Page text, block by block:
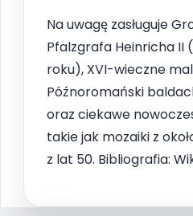
Na uwagę zasługuje
Pfalzgrafa Heinricha II
roku), XVI-wieczne
Późnoromański
oraz ciekawe
takie jak mozaiki z
z lat 50. Bibliografia: